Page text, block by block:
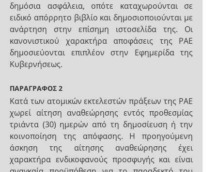
δημόσια ασφάλεια, οπότε καταχωρούνται σε
ειδικό απόρρητο βιβλίο και δημοσιοποιούνται με
ανάρτηση στην επίσημη ιστοσελίδα της. Οι
κανονιστικού χαρακτήρα αποφάσεις της ΡΑΕ
δημοσιεύονται επιπλέον στην Εφημερίδα της
Κυβερνήσεως.
ΠΑΡΑΓΡΑΦΟΣ 2
Κατά των ατομικών εκτελεστών πράξεων της ΡΑΕ
χωρεί αίτηση αναθεώρησης εντός προθεσμίας
τριάντα (30) ημερών από τη δημοσίευση ή την
κοινοποίηση της απόφασης. Η προηγούμενη
άσκηση της αίτησης αναθεώρησης έχει
χαρακτήρα ενδικοφανούς προσφυγής και είναι